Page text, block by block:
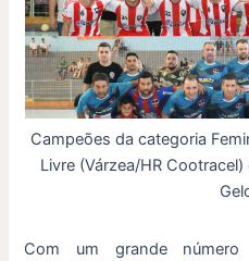
Campeões da categoria
Livre (Várzea/HR
Com um grande